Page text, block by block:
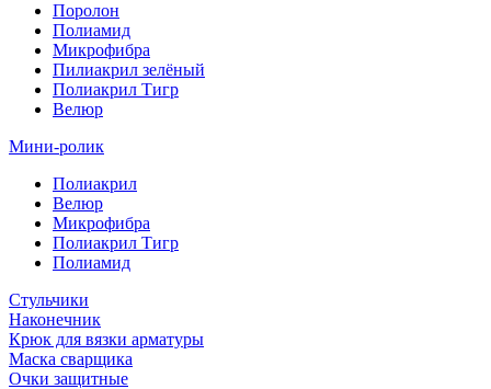
Поролон
Полиамид
Микрофибра
Пилиакрил зелёный
Полиакрил Тигр
Велюр
Мини-ролик
Полиакрил
Велюр
Микрофибра
Полиакрил Тигр
Полиамид
Стульчики
Наконечник
Крюк для вязки арматуры
Маска сварщика
Очки защитные